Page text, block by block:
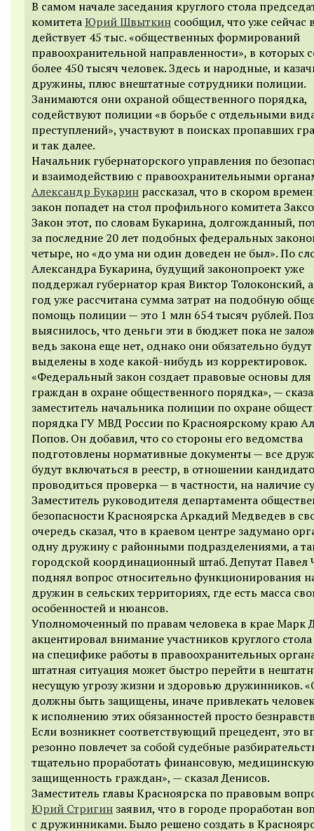
В самом начале заседания круглого стола
комитетаЮрий Швыткин сообщил, что уже сейчас
действует 45 тыс. «общественных формирований
правоохранительной направленности», в которых
более 450 тысяч человек. Здесь и народные, и
дружины, плюс внештатные сотрудники полиции.
Занимаются они охраной общественного порядка,
содействуют полиции «в борьбе с отдельными
преступлений», участвуют в поисках пропавших
и так далее.
Начальник губернаторского управления по
и взаимодействию с правоохранительными
Александр Букарин рассказал, что в скором
закон попадет на стол профильного комитета
Закон этот, по словам Букарина, долгожданный,
за последние 20 лет подобных федеральных
четыре, но «до ума ни один доведен не был». По
Александра Букарина, будущий законопроект уже
поддержал губернатор края Виктор Толоконский,
год уже рассчитана сумма затрат на подобную
помощь полиции — это 1 млн 654 тысяч рублей.
выяснилось, что деньги эти в бюджет пока не
ведь закона еще нет, однако они обязательно будут
выделены в ходе какой-нибудь из корректировок.
«Федеральный закон создает правовые основы для
граждан в охране общественного порядка», —
заместитель начальника полиции по охране
порядка ГУ МВД России по Красноярскому краю
Попов. Он добавил, что со стороны его ведомства
подготовлены нормативные документы — все
будут включаться в реестр, в отношении
проводиться проверка — в частности, на наличие
Заместитель руководителя департамента
безопасности Красноярска Аркадий Медведев в
очередь сказал, что в краевом центре задумано
одну дружину с районными подразделениями, а
городской координационный штаб. Депутат Павел
поднял вопрос относительно функционирования
дружин в сельских территориях, где есть масса
особенностей и нюансов.
Уполномоченный по правам человека в крае Марк
акцентировал внимание участников круглого стола
на специфике работы в правоохранительных
штатная ситуация может быстро перейти в
несущую угрозу жизни и здоровью дружинников.
должны быть защищены, иначе привлекать
к исполнению этих обязанностей просто
Если возникнет соответствующий прецедент, это
резонно повлечет за собой судебные
тщательно проработать финансовую, медицинскую
защищенность граждан», — сказал Денисов.
Заместитель главы Красноярска по правовым
Юрий Стригинзаявил, что в городе проработан
с дружинниками. Было решено создать в